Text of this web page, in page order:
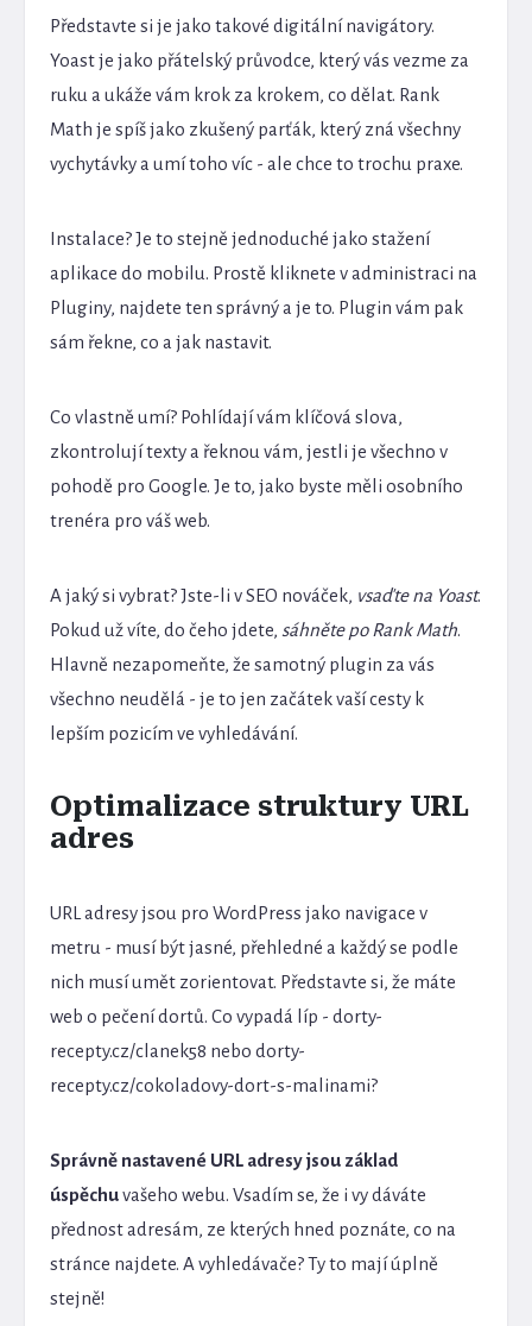
Představte si je jako takové digitální navigátory.
Yoast je jako přátelský průvodce, který vás vezme za
ruku a ukáže vám krok za krokem, co dělat. Rank
Math je spíš jako zkušený parťák, který zná všechny
vychytávky a umí toho víc - ale chce to trochu praxe.
Instalace? Je to stejně jednoduché jako stažení
aplikace do mobilu. Prostě kliknete v administraci na
Pluginy, najdete ten správný a je to. Plugin vám pak
sám řekne, co a jak nastavit.
Co vlastně umí? Pohlídají vám klíčová slova,
zkontrolují texty a řeknou vám, jestli je všechno v
pohodě pro Google. Je to, jako byste měli osobního
trenéra pro váš web.
A jaký si vybrat? Jste-li v SEO nováček, vsaďte na Yoast.
Pokud už víte, do čeho jdete, sáhněte po Rank Math.
Hlavně nezapomeňte, že samotný plugin za vás
všechno neudělá - je to jen začátek vaší cesty k
lepším pozicím ve vyhledávání.
Optimalizace struktury URL
adres
URL adresy jsou pro WordPress jako navigace v
metru - musí být jasné, přehledné a každý se podle
nich musí umět zorientovat. Představte si, že máte
web o pečení dortů. Co vypadá líp - dorty-
recepty.cz/clanek58 nebo dorty-
recepty.cz/cokoladovy-dort-s-malinami?
Správně nastavené URL adresy jsou základ
úspěchuvašeho webu. Vsadím se, že i vy dáváte
přednost adresám, ze kterých hned poznáte, co na
stránce najdete. A vyhledávače? Ty to mají úplně
stejně!